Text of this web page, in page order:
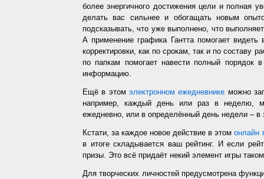
более энергичного достижения цели и полная
делать вас сильнее и обогащать новым
подсказывать, что уже выполнено, что
А применение графика Гантта помогает
корректировки, как по срокам, так и по составу
по папкам помогает навести полный порядок
информацию.
Ещё в этомэлектронном ежедневнике можно
например, каждый день или раз в неделю,
ежедневно, или в определённый день недели – в
Кстати, за каждое новое действие в этомонлайн
в итоге складывается ваш рейтинг. И если
призы. Это всё придаёт некий элемент игры
Для творческих личностей предусмотрена